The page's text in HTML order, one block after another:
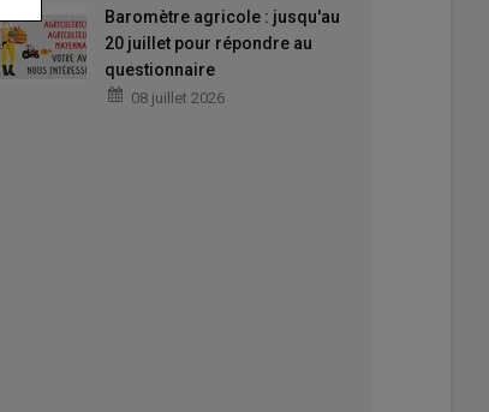
Baromètre agricole : jusqu'au
20 juillet pour répondre au
questionnaire
08 juillet 2026